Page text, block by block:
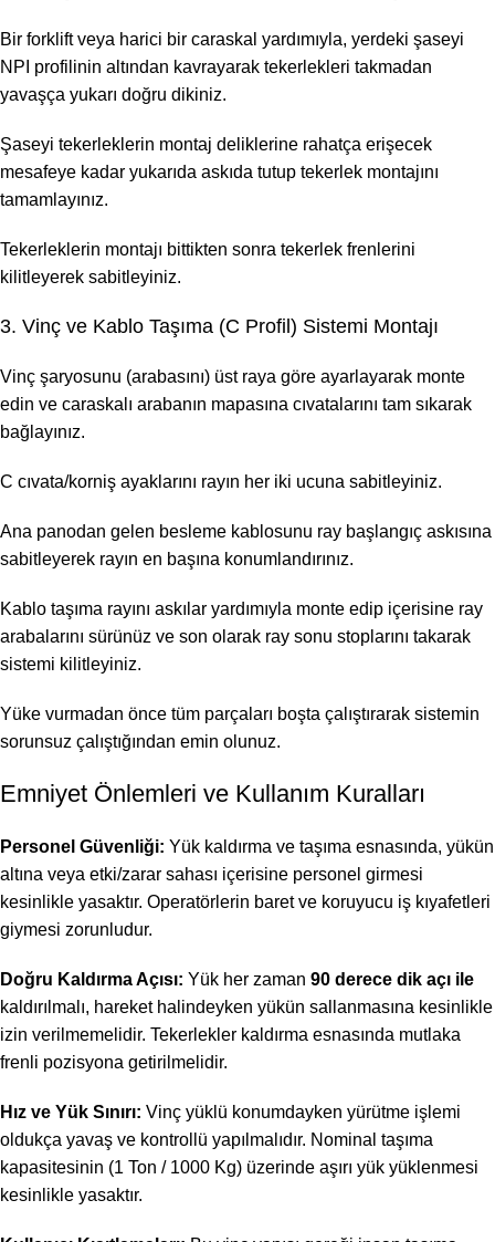
Bir forklift veya harici bir caraskal yardımıyla, yerdeki şaseyi
NPI profilinin altından kavrayarak tekerlekleri takmadan
yavaşça yukarı doğru dikiniz.
Şaseyi tekerleklerin montaj deliklerine rahatça erişecek
mesafeye kadar yukarıda askıda tutup tekerlek montajını
tamamlayınız.
Tekerleklerin montajı bittikten sonra tekerlek frenlerini
kilitleyerek sabitleyiniz.
3. Vinç ve Kablo Taşıma (C Profil) Sistemi Montajı
Vinç şaryosunu (arabasını) üst raya göre ayarlayarak monte
edin ve caraskalı arabanın mapasına cıvatalarını tam sıkarak
bağlayınız.
C cıvata/korniş ayaklarını rayın her iki ucuna sabitleyiniz.
Ana panodan gelen besleme kablosunu ray başlangıç askısına
sabitleyerek rayın en başına konumlandırınız.
Kablo taşıma rayını askılar yardımıyla monte edip içerisine ray
arabalarını sürünüz ve son olarak ray sonu stoplarını takarak
sistemi kilitleyiniz.
Yüke vurmadan önce tüm parçaları boşta çalıştırarak sistemin
sorunsuz çalıştığından emin olunuz.
Emniyet Önlemleri ve Kullanım Kuralları
Personel Güvenliği: Yük kaldırma ve taşıma esnasında, yükün
altına veya etki/zarar sahası içerisine personel girmesi
kesinlikle yasaktır. Operatörlerin baret ve koruyucu iş kıyafetleri
giymesi zorunludur.
Doğru Kaldırma Açısı: Yük her zaman 90 derece dik açı ile
kaldırılmalı, hareket halindeyken yükün sallanmasına kesinlikle
izin verilmemelidir. Tekerlekler kaldırma esnasında mutlaka
frenli pozisyona getirilmelidir.
Hız ve Yük Sınırı: Vinç yüklü konumdayken yürütme işlemi
oldukça yavaş ve kontrollü yapılmalıdır. Nominal taşıma
kapasitesinin (1 Ton / 1000 Kg) üzerinde aşırı yük yüklenmesi
kesinlikle yasaktır.